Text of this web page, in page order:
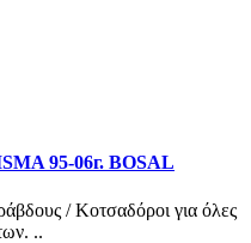
95-06г. BOSAL
/ Κοτσαδόροι για όλες
..